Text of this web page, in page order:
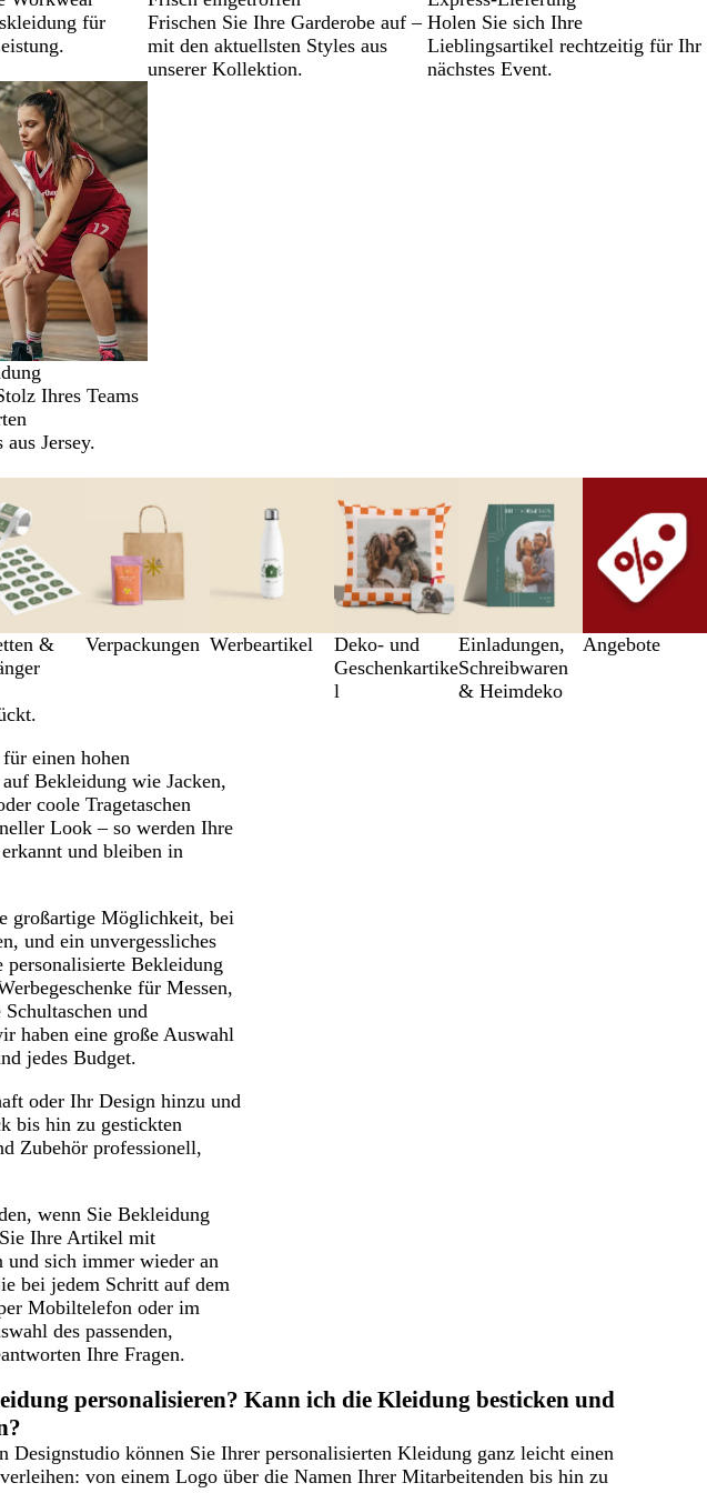
für
Frischen Sie Ihre Garderobe auf –
mit den aktuellsten Styles aus
unserer Kollektion.
Holen Sie sich Ihre
Lieblingsartikel rechtzeitig für Ihr
nächstes Event.
Ihres Teams
Jersey.
&
Verpackungen Werbeartikel
Deko- und
Geschenkartike
l
Einl­a­dung­en,
Schreib­wa­ren
& Heimdeko
An­­ge­­bo­­te
einen hohen
Bekleidung wie Jacken,
coole Tragetaschen
Look – so werden Ihre
und bleiben in
großartige Möglichkeit, bei
und ein unvergessliches
personalisierte Bekleidung
für Messen,
und
haben eine große Auswahl
jedes Budget.
oder Ihr Design hinzu und
bis hin zu gestickten
Zubehör professionell,
wenn Sie Bekleidung
Ihre Artikel mit
und sich immer wieder an
bei jedem Schritt auf dem
Mobiltelefon oder im
des passenden,
Ihre Fragen.
personalisieren? Kann ich die Kleidung besticken und
Designstudio können Sie Ihrer personalisierten Kleidung ganz leicht einen
von einem Logo über die Namen Ihrer Mitarbeitenden bis hin zu